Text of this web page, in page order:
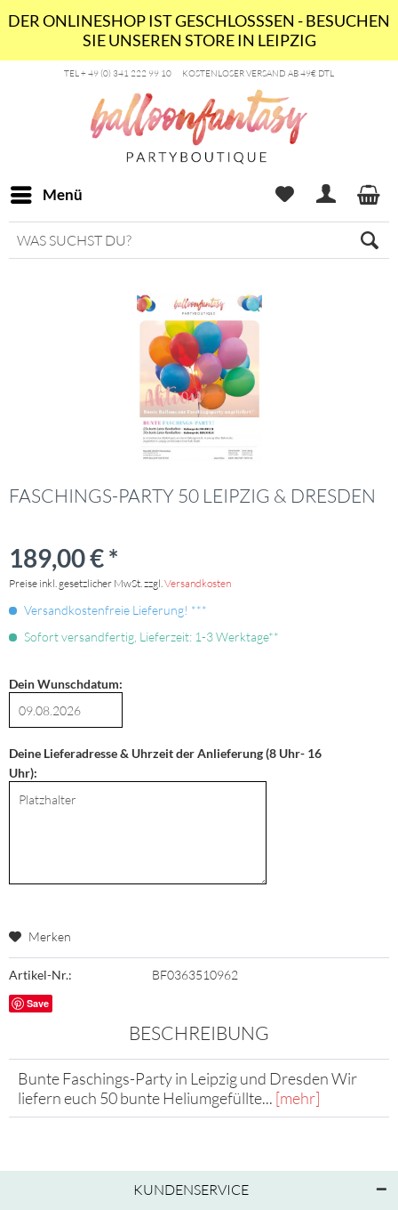
DER ONLINESHOP IST GESCHLOSSSEN - BESUCHEN
SIE UNSEREN STORE IN LEIPZIG
TEL + 49 (0) 341 222 99 10 KOSTENLOSER VERSAND AB 49€ DTL
Menü
FASCHINGS-PARTY 50 LEIPZIG & DRESDEN
189,00 € *
Preise inkl. gesetzlicher MwSt. zzgl.Versandkosten
Versandkostenfreie Lieferung! ***
Sofort versandfertig, Lieferzeit: 1-3 Werktage**
Dein Wunschdatum:
Deine Lieferadresse & Uhrzeit der Anlieferung (8 Uhr- 16
Uhr):
Merken
Artikel-Nr.: BF0363510962
Save
BESCHREIBUNG
Bunte Faschings-Party in Leipzig und Dresden Wir
liefern euch 50 bunte Heliumgefüllte... [mehr]
KUNDENSERVICE